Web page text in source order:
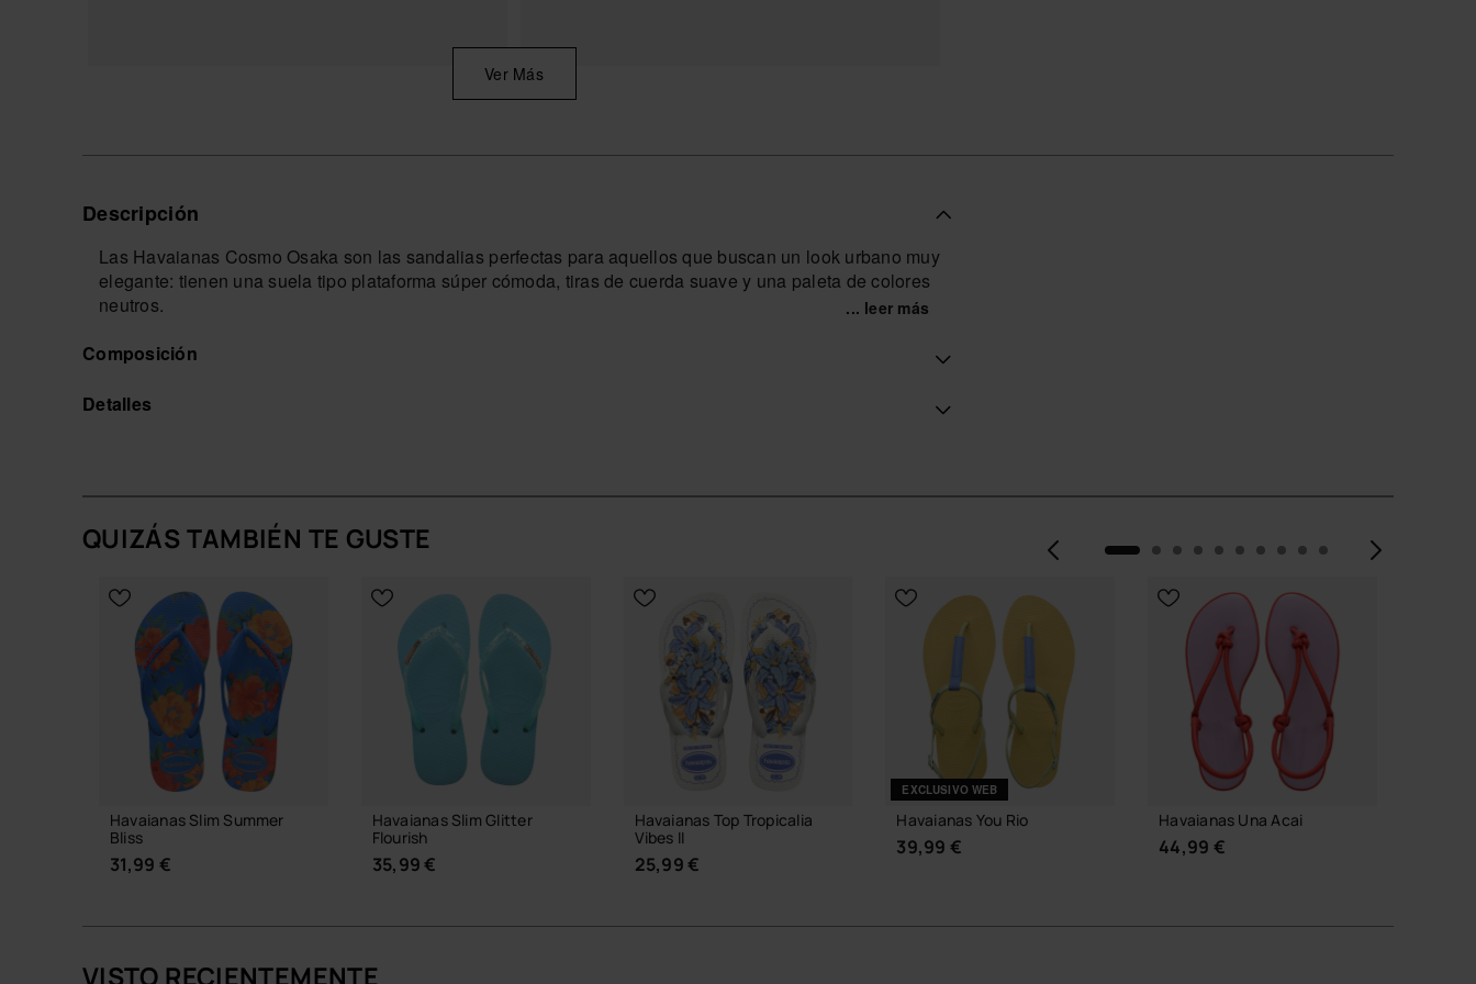
Ver Más
Descripción
Las Havaianas Cosmo Osaka son las sandalias perfectas para aquellos que buscan un look urbano muy
elegante: tienen una suela tipo plataforma súper cómoda, tiras de cuerda suave y una paleta de colores
neutros.
Compra online en www.havaianas-store.com, la tienda oficial de Havaianas en España, y lleva tu estilo
... leer más
Composición
Detalles
Havaianas Slim Summer
Bliss
31,99 €
Havaianas Slim Glitter
Flourish
35,99 €
Havaianas Top Tropicalia
Vibes II
25,99 €
EXCLUSIVO WEB
Havaianas You Rio
39,99 €
Havaianas Una Acai
44,99 €
QUIZÁS TAMBIÉN TE GUSTE
Anterior
VISTO RECIENTEMENTE